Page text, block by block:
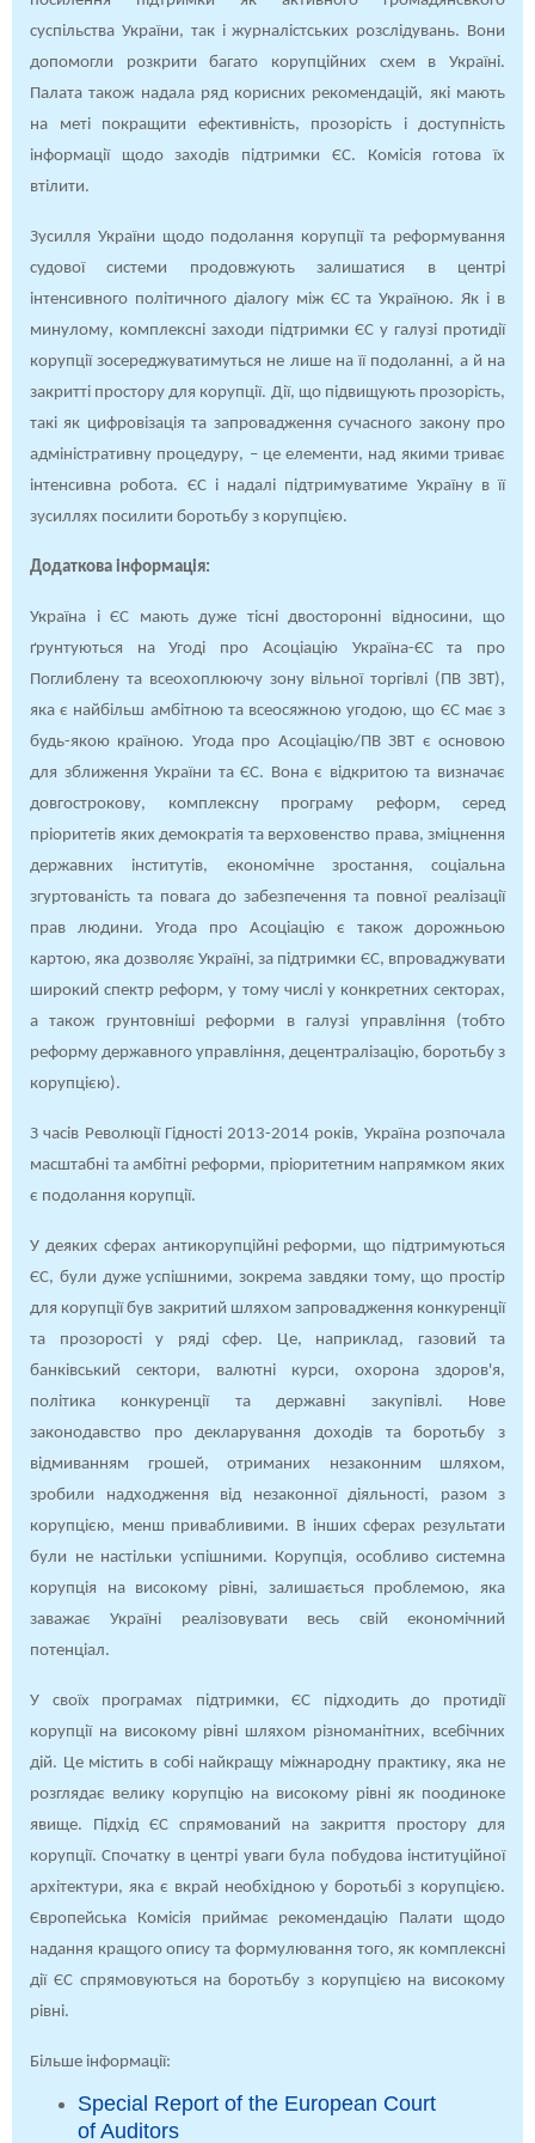
суспільства України, так і журналістських розслідувань. Вони
допомогли розкрити багато корупційних схем в Україні.
Палата також надала ряд корисних рекомендацій, які мають
на меті покращити ефективність, прозорість і доступність
інформації щодо заходів підтримки ЄС. Комісія готова їх
втілити.
Зусилля України щодо подолання корупції та реформування
судової системи продовжують залишатися в центрі
інтенсивного політичного діалогу між ЄС та Україною. Як і в
минулому, комплексні заходи підтримки ЄС у галузі протидії
корупції зосереджуватимуться не лише на її подоланні, а й на
закритті простору для корупції. Дії, що підвищують прозорість,
такі як цифровізація та запровадження сучасного закону про
адміністративну процедуру, – це елементи, над якими триває
інтенсивна робота. ЄС і надалі підтримуватиме Україну в її
зусиллях посилити боротьбу з корупцією.
Додаткова інформація:
Україна і ЄС мають дуже тісні двосторонні відносини, що
ґрунтуються на Угоді про Асоціацію Україна-ЄС та про
Поглиблену та всеохоплюючу зону вільної торгівлі (ПВ ЗВТ),
яка є найбільш амбітною та всеосяжною угодою, що ЄС має з
будь-якою країною. Угода про Асоціацію/ПВ ЗВТ є основою
для зближення України та ЄС. Вона є відкритою та визначає
довгострокову, комплексну програму реформ, серед
пріоритетів яких демократія та верховенство права, зміцнення
державних інститутів, економічне зростання, соціальна
згуртованість та повага до забезпечення та повної реалізації
прав людини. Угода про Асоціацію є також дорожньою
картою, яка дозволяє Україні, за підтримки ЄС, впроваджувати
широкий спектр реформ, у тому числі у конкретних секторах,
а також грунтовніші реформи в галузі управління (тобто
реформу державного управління, децентралізацію, боротьбу з
корупцією).
З часів Революції Гідності 2013-2014 років, Україна розпочала
масштабні та амбітні реформи, пріоритетним напрямком яких
є подолання корупції.
У деяких сферах антикорупційні реформи, що підтримуються
ЄС, були дуже успішними, зокрема завдяки тому, що простір
для корупції був закритий шляхом запровадження конкуренції
та прозорості у ряді сфер. Це, наприклад, газовий та
банківський сектори, валютні курси, охорона здоров'я,
політика конкуренції та державні закупівлі. Нове
законодавство про декларування доходів та боротьбу з
відмиванням грошей, отриманих незаконним шляхом,
зробили надходження від незаконної діяльності, разом з
корупцією, менш привабливими. В інших сферах результати
були не настільки успішними. Корупція, особливо системна
корупція на високому рівні, залишається проблемою, яка
заважає Україні реалізовувати весь свій економічний
потенціал.
У своїх програмах підтримки, ЄС підходить до протидії
корупції на високому рівні шляхом різноманітних, всебічних
дій. Це містить в собі найкращу міжнародну практику, яка не
розглядає велику корупцію на високому рівні як поодиноке
явище. Підхід ЄС спрямований на закриття простору для
корупції. Спочатку в центрі уваги була побудова інституційної
архітектури, яка є вкрай необхідною у боротьбі з корупцією.
Європейська Комісія приймає рекомендацію Палати щодо
надання кращого опису та формулювання того, як комплексні
дії ЄС спрямовуються на боротьбу з корупцією на високому
рівні.
Більше інформації:
Special Report of the European Court
of Auditors